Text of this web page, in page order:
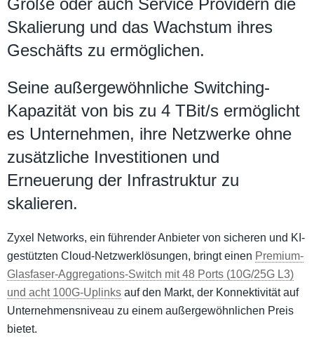
Größe oder auch Service Providern die
Skalierung und das Wachstum ihres
Geschäfts zu ermöglichen.
Seine außergewöhnliche Switching-
Kapazität von bis zu 4 TBit/s ermöglicht
es Unternehmen, ihre Netzwerke ohne
zusätzliche Investitionen und
Erneuerung der Infrastruktur zu
skalieren.
Zyxel Networks, ein führender Anbieter von sicheren und KI-
gestützten Cloud-Netzwerklösungen, bringt einen Premium-
Glasfaser-Aggregations-Switch mit 48 Ports (10G/25G L3)
und acht 100G-Uplinks auf den Markt, der Konnektivität auf
Unternehmensniveau zu einem außergewöhnlichen Preis
bietet.